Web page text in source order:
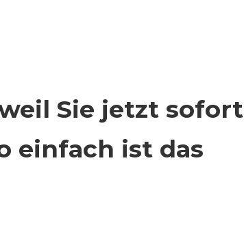
Sie jetzt sofort
einfach ist das